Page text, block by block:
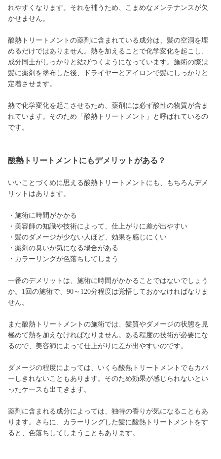
れやすくなります。それを補うため、こまめなメンテナンスが欠
かせません。
酸熱トリートメントの薬剤に含まれている成分は、髪の空洞を埋
めるだけではありません。熱を加えることで化学変化を起こし、
成分同士がしっかりと結びつくようになっています。施術の際は
髪に薬剤を塗布した後、ドライヤーとアイロンで髪にしっかりと
定着させます。
熱で化学変化を起こさせるため、薬剤には必ず酸性の物質が含ま
れています。そのため「酸熱トリートメント」と呼ばれているの
です。
酸熱トリートメントにもデメリットがある？
いいことづくめに思える酸熱トリートメントにも、もちろんデメ
リットはあります。
・施術に時間がかかる
・美容師の知識や技術によって、仕上がりに差が出やすい
・髪のダメージが少ない人ほど、効果を感じにくい
・薬剤の臭いが気になる場合がある
・カラーリングが色落ちしてしまう
一番のデメリットは、施術に時間がかかることではないでしょう
か。1回の施術で、90～120分程度は覚悟しておかなければなりま
せん。
また酸熱トリートメントの施術では、髪質やダメージの状態を見
極めて熱を加えなければなりません。ある程度の技術が必要にな
るので、美容師によって仕上がりに差が出やすいのです。
ダメージの程度によっては、いくら酸熱トリートメントでもカバ
ーしきれないこともあります。そのため効果が感じられないとい
ったケースも出てきます。
薬剤に含まれる成分によっては、独特の香りが気になることもあ
ります。さらに、カラーリングした髪に酸熱トリートメントをす
ると、色落ちしてしまうこともあります。